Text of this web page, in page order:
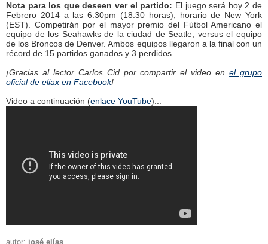
Nota para los que deseen ver el partido: El juego será hoy 2 de
Febrero 2014 a las 6:30pm (18:30 horas), horario de New York
(EST). Competirán por el mayor premio del Fútbol Americano el
equipo de los Seahawks de la ciudad de Seatle, versus el equipo
de los Broncos de Denver. Ambos equipos llegaron a la final con un
récord de 15 partidos ganados y 3 perdidos.
¡Gracias al lector Carlos Cid por compartir el video enel grupo
oficial de eliax en Facebook!
Video a continuación (enlace YouTube)...
autor: josé elías